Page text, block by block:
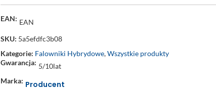
EAN: EAN
SKU: 5a5efdfc3b08
Kategorie: Falowniki Hybrydowe,Wszystkie produkty
Gwarancja: 5/10lat
Marka: Producent